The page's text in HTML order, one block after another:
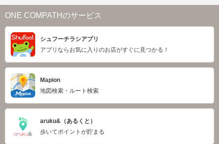
ONE COMPATHのサービス
シュフーチラシアプリ
アプリならお気に入りのお店がすぐに見つかる！
Mapion
地図検索・ルート検索
aruku&（あるくと）
歩いてポイントが貯まる